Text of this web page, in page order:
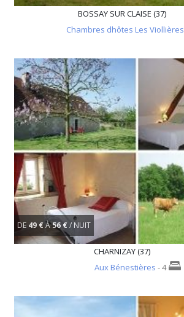
BOSSAY SUR CLAISE (37)
Chambres dhôtes Les Viollières
DE 49 €À56 €/ NUIT
CHARNIZAY (37)
Aux Bénestières - 4